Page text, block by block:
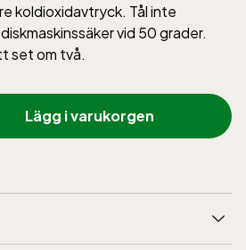
koldioxidavtryck. Tål inte
vid 50 grader.
set om två.
Lägg i varukorgen